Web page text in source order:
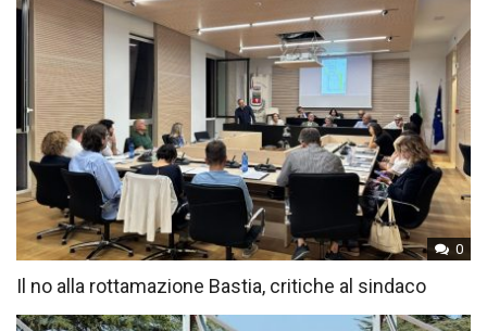
0
Il no alla rottamazione Bastia, critiche al sindaco